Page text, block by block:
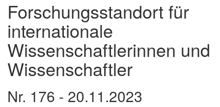
Forschungsstandort für
internationale
Wissenschaftlerinnen und
Wissenschaftler
Nr. 176 - 20.11.2023